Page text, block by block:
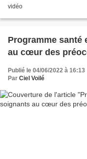
vidéo
Programme santé
au cœur des
Publié le 04/06/2022 à 16:13
Par Ciel Voilé